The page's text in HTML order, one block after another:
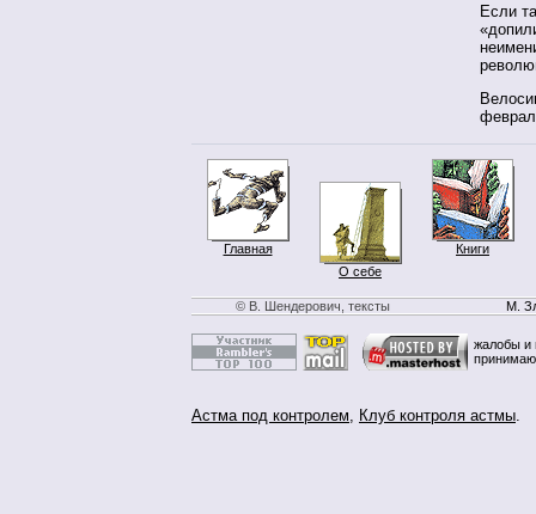
Если
Главная
О себе
Книги
© В. Шендерович, тексты М.
жалобы и
Астма под контролем, Клуб контроля астмы.